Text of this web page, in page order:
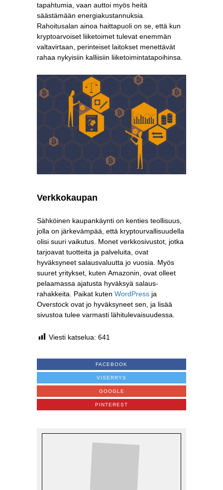
tapahtumia, vaan auttoi myös heitä
säästämään energiakustannuksia.
Rahoitusalan ainoa haittapuoli on se, että kun
kryptoarvoiset liiketoimet tulevat enemmän
valtavirtaan, perinteiset laitokset menettävät
rahaa nykyisiin kalliisiin liiketoimintatapoihinsa.
Verkkokaupan
Sähköinen kaupankäynti on kenties teollisuus,
jolla on järkevämpää, että kryptourvallisuudella
olisi suuri vaikutus. Monet verkkosivustot, jotka
tarjoavat tuotteita ja palveluita, ovat
hyväksyneet salausvaluutta jo vuosia. Myös
suuret yritykset, kuten Amazonin, ovat olleet
pelaamassa ajatusta hyväksyä salaus-
rahakkeita. Paikat kuten WordPress ja
Overstock ovat jo hyväksyneet sen, ja lisää
sivustoa tulee varmasti lähitulevaisuudessa.
Viesti katselua: 641
FACEBOOK
VISERRYS
GOOGLE
PINTEREST